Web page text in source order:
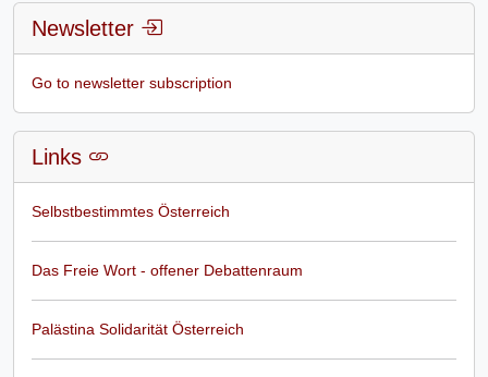
Newsletter
Go to newsletter subscription
Links
Selbstbestimmtes Österreich
Das Freie Wort - offener Debattenraum
Palästina Solidarität Österreich